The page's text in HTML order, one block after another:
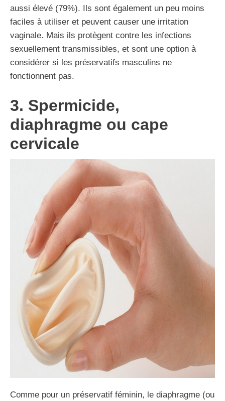
aussi élevé (79%). Ils sont également un peu moins
faciles à utiliser et peuvent causer une irritation
vaginale. Mais ils protègent contre les infections
sexuellement transmissibles, et sont une option à
considérer si les préservatifs masculins ne
fonctionnent pas.
3. Spermicide,
diaphragme ou cape
cervicale
Comme pour un préservatif féminin, le diaphragme (ou